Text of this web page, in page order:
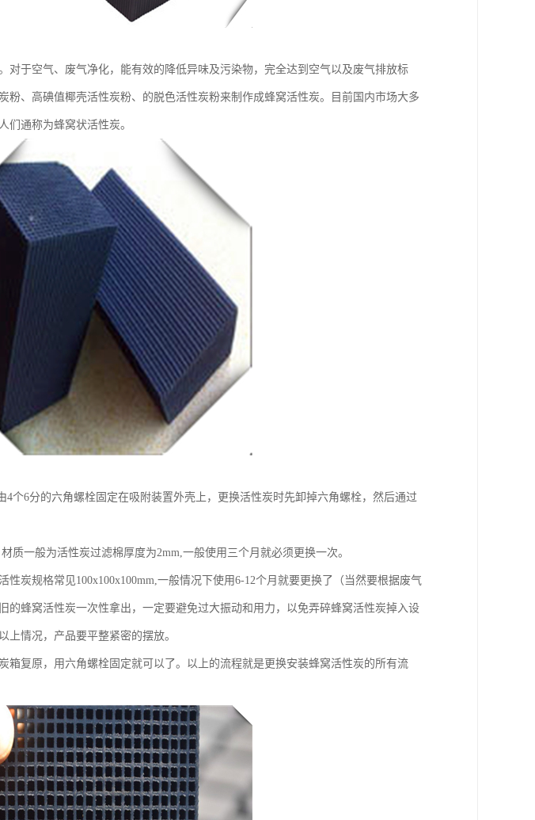
对于空气、废气净化，能有效的降低异味及污染物，完全达到空气以及废气排放标
粉、高碘值椰壳活性炭粉、的脱色活性炭粉来制作成蜂窝活性炭。目前国内市场大多
们通称为蜂窝状活性炭。
个6分的六角螺栓固定在吸附装置外壳上，更换活性炭时先卸掉六角螺栓，然后通过
质一般为活性炭过滤棉厚度为2mm,一般使用三个月就必须更换一次。
炭规格常见100x100x100mm,一般情况下使用6-12个月就要更换了（当然要根据废气
的蜂窝活性炭一次性拿出，一定要避免过大振动和用力，以免弄碎蜂窝活性炭掉入设
上情况，产品要平整紧密的摆放。
箱复原，用六角螺栓固定就可以了。以上的流程就是更换安装蜂窝活性炭的所有流